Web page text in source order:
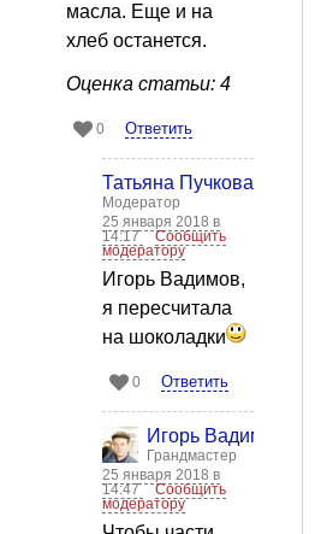
масла. Еще и на
хлеб останется.
Оценка статьи: 4
0 Ответить
Татьяна Пучкова
Модератор
25 января 2018 в
14:17
Сообщить
модератору
Игорь Вадимов,
я пересчитала
на шоколадки
0 Ответить
Игорь Вадимов
Грандмастер
25 января 2018 в
14:47
Сообщить
модератору